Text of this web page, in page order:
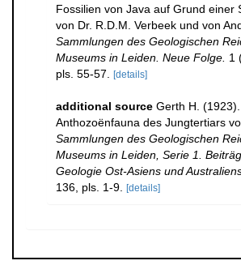
Fossilien von Java auf Grund einer
von Dr. R.D.M. Verbeek und von
Sammlungen des Geologischen
Museums in Leiden. Neue Folge. 1
pls. 55-57.
[details]
additional source Gerth H.
Anthozoënfauna des Jungtertiars
Sammlungen des Geologischen
Museums in Leiden, Serie 1.
Geologie Ost-Asiens und
136, pls. 1-9.
[details]